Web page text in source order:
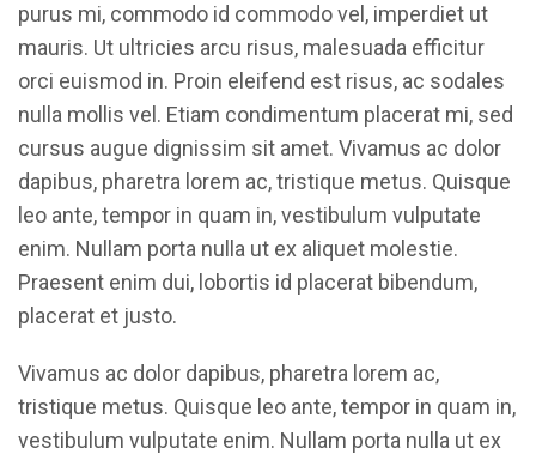
purus mi, commodo id commodo vel, imperdiet ut
mauris. Ut ultricies arcu risus, malesuada efficitur
orci euismod in. Proin eleifend est risus, ac sodales
nulla mollis vel. Etiam condimentum placerat mi, sed
cursus augue dignissim sit amet. Vivamus ac dolor
dapibus, pharetra lorem ac, tristique metus. Quisque
leo ante, tempor in quam in, vestibulum vulputate
enim. Nullam porta nulla ut ex aliquet molestie.
Praesent enim dui, lobortis id placerat bibendum,
placerat et justo.
Vivamus ac dolor dapibus, pharetra lorem ac,
tristique metus. Quisque leo ante, tempor in quam in,
vestibulum vulputate enim. Nullam porta nulla ut ex